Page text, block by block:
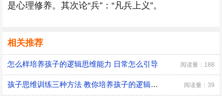
是心理修养。其次论“兵”：“凡兵上义”。
相关推荐
怎么样培养孩子的逻辑思维能力 日常怎么引导 阅读量：188
孩子思维训练三种方法 教你培养孩子的逻辑思维 阅读量：39